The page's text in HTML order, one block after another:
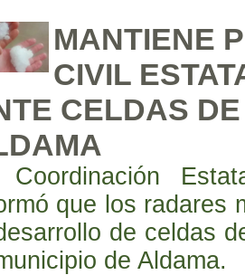
MANTIENE
CIVIL
CELDAS
Coordinación
que los radares
de celdas
de Aldama.